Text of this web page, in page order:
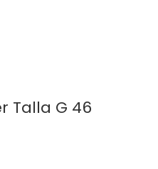
Talla G 46